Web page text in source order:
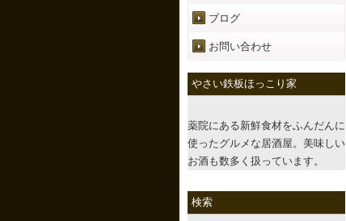
ブログ
お問い合わせ
やさい鉄板ほっこり家
薬院にある新鮮食材をふんだんに
使ったグルメな居酒屋。美味しい
お酒も数多く扱っています。
検索